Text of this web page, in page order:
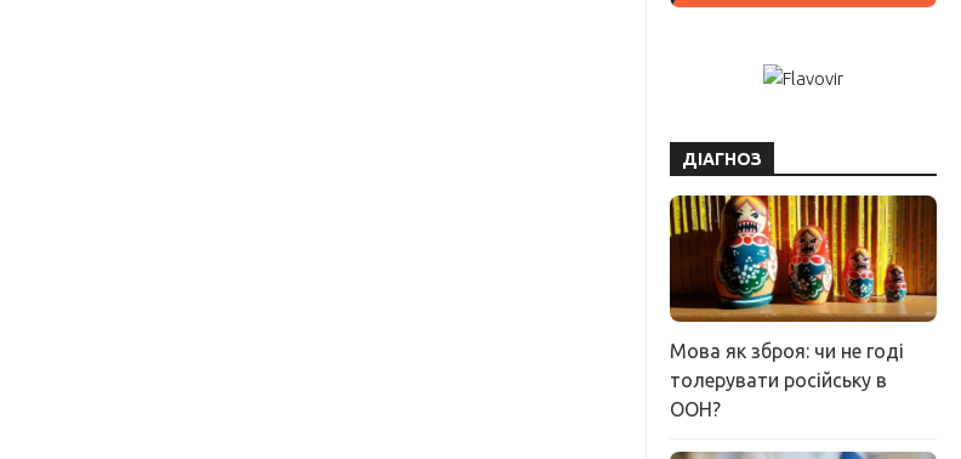
ДІАГНОЗ
Мова як зброя: чи не годі
толерувати російську в
ООН?